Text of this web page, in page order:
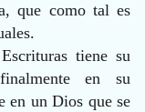
que como tal es
tiene su
en su
en un Dios que se